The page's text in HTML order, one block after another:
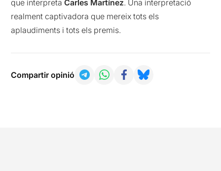
que interpretaCarles Martínez. Una interpretació
realment captivadora que mereix tots els
aplaudiments i tots els premis.
Compartir opinió